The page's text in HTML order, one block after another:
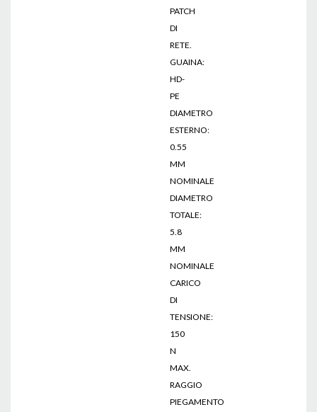
PATCH
DI
RETE.
GUAINA:
HD-
PE
DIAMETRO
ESTERNO:
0.55
MM
NOMINALE
DIAMETRO
TOTALE:
5.8
MM
NOMINALE
CARICO
DI
TENSIONE:
150
N
MAX.
RAGGIO
PIEGAMENTO